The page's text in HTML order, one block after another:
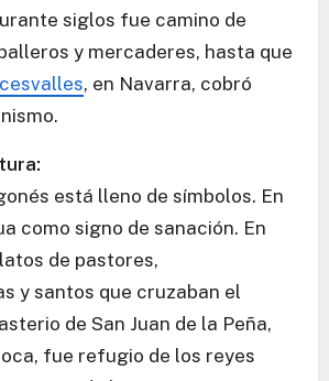
siglos fue camino de
y mercaderes, hasta que
, en Navarra, cobró
está lleno de símbolos. En
como signo de sanación. En
de pastores,
y santos que cruzaban el
de San Juan de la Peña,
fue refugio de los reyes